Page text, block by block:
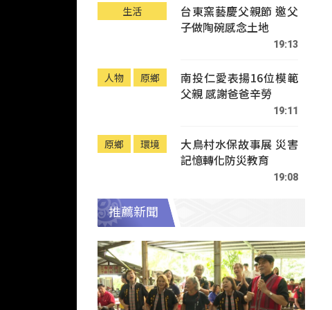
生活
台東窯藝慶父親節 邀父
子做陶碗感念土地
19:13
人物 原鄉
南投仁愛表揚16位模範
父親 感謝爸爸辛勞
19:11
原鄉 環境
大鳥村水保故事展 災害
記憶轉化防災教育
19:08
推薦新聞